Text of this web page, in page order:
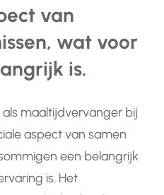
van
wat voor
is.
maaltijdvervanger bij
aspect van samen
een belangrijk
is. Het